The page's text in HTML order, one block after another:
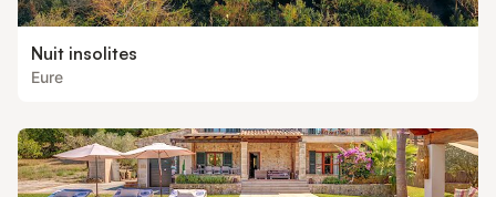
Nuit insolites
Eure